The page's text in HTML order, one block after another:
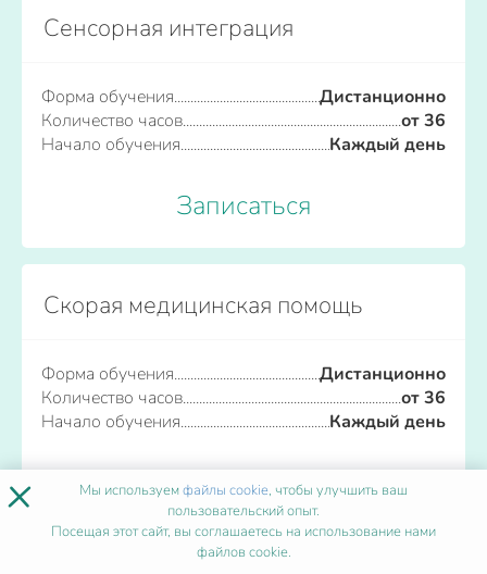
Сенсорная интеграция
Форма обучения
Дистанционно
Количество часов
от 36
Начало обучения
Каждый день
Записаться
Скорая медицинская помощь
Форма обучения
Дистанционно
Количество часов
от 36
Начало обучения
Каждый день
Записаться
× Мы используемфайлы cookie, чтобы улучшить ваш
пользовательский опыт.
Посещая этот сайт, вы соглашаетесь на использование нами
файлов cookie.